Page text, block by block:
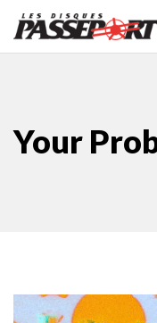
Your